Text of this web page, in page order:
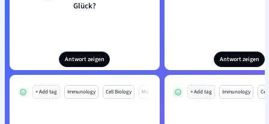
Glück?
Antwort zeigen Antwort zeigen
+ Add tag Immunology Cell Biology Mo + Add tag Immunology